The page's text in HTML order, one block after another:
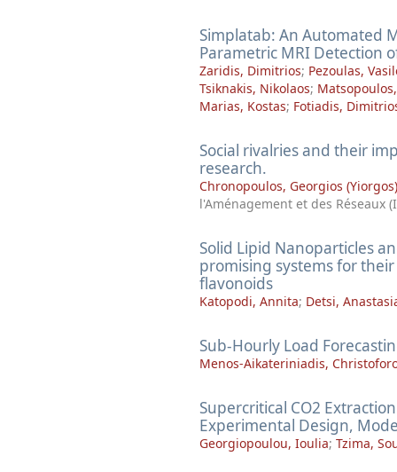
Simplatab: An Automated
Parametric MRI Detection
Zaridis, Dimitrios; Pezoulas,
Tsiknakis, Nikolaos;
Marias, Kostas; Fotiadis,
Social rivalries and their
research.
Chronopoulos, Georgios (Yiorgos)
l'Aménagement et des Réseaux
Solid Lipid Nanoparticles
promising systems for
flavonoids
Katopodi, Annita; Detsi,
Sub-Hourly Load
Menos-Aikateriniadis,
Supercritical CO2
Experimental Design,
Georgiopoulou, Ioulia; Tzima,